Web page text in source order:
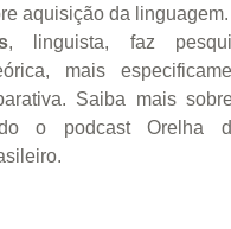
aquisição da linguagem.
, linguista, faz
mais
Saiba mais
o podcast Orelha